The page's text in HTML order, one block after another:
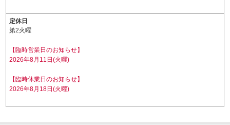
定休日
第2火曜
【臨時営業日のお知らせ】
2026年8月11日(火曜)
【臨時休業日のお知らせ】
2026年8月18日(火曜)